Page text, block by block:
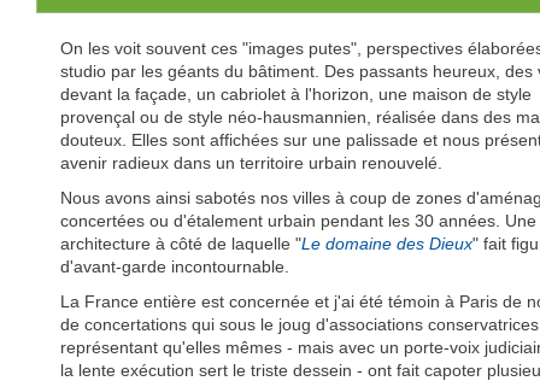
On les voit souvent ces "images putes", perspectives
studio par les géants du bâtiment. Des passants heureux, des
devant la façade, un cabriolet à l'horizon, une maison de style
provençal ou de style néo-hausmannien, réalisée dans des
douteux. Elles sont affichées sur une palissade et nous
avenir radieux dans un territoire urbain renouvelé.
Nous avons ainsi sabotés nos villes à coup de zones
concertées ou d'étalement urbain pendant les 30 années. Une
architecture à côté de laquelle "Le domaine des Dieux" fait
d'avant-garde incontournable.
La France entière est concernée et j'ai été témoin à Paris de
de concertations qui sous le joug d'associations
représentant qu'elles mêmes - mais avec un porte-voix
la lente exécution sert le triste dessein - ont fait capoter